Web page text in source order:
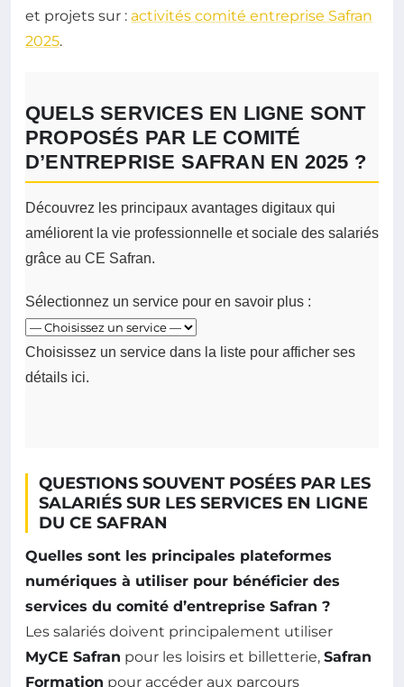
et projets sur : activités comité entreprise Safran
2025.
QUELS SERVICES EN LIGNE SONT
PROPOSÉS PAR LE COMITÉ
D’ENTREPRISE SAFRAN EN 2025 ?
Découvrez les principaux avantages digitaux qui
améliorent la vie professionnelle et sociale des salariés
grâce au CE Safran.
Sélectionnez un service pour en savoir plus :
Choisissez un service dans la liste pour afficher ses
détails ici.
QUESTIONS SOUVENT POSÉES PAR LES
SALARIÉS SUR LES SERVICES EN LIGNE
DU CE SAFRAN
Quelles sont les principales plateformes
numériques à utiliser pour bénéficier des
services du comité d’entreprise Safran ?
Les salariés doivent principalement utiliser
MyCE Safran pour les loisirs et billetterie, Safran
Formation pour accéder aux parcours